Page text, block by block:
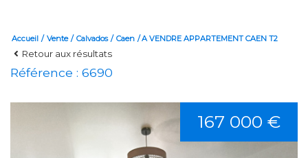
Accueil Vente Calvados Caen A VENDRE APPARTEMENT CAEN T2
Retour aux résultats
Référence : 6690
167 000 €